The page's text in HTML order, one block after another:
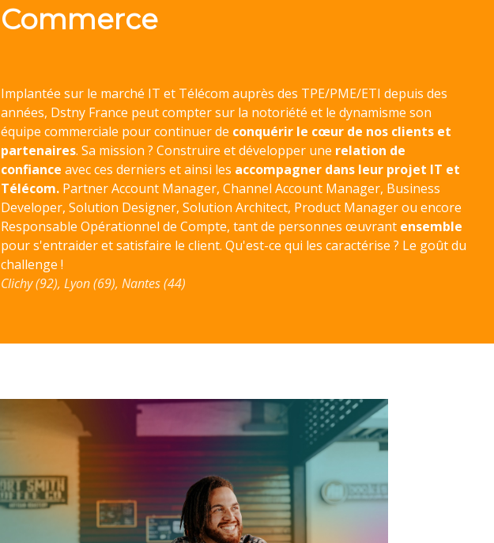
Commerce
Implantée sur le marché IT et Télécom auprès des TPE/PME/ETI depuis des
années, Dstny France peut compter sur la notoriété et le dynamisme son
équipe commerciale pour continuer de conquérir le cœur de nos clients et
partenaires. Sa mission ? Construire et développer une relation de
confiance avec ces derniers et ainsi les accompagner dans leur projet IT et
Télécom. Partner Account Manager, Channel Account Manager, Business
Developer, Solution Designer, Solution Architect, Product Manager ou encore
Responsable Opérationnel de Compte, tant de personnes œuvrant ensemble
pour s'entraider et satisfaire le client. Qu'est-ce qui les caractérise ? Le goût du
challenge !
Clichy (92), Lyon (69), Nantes (44)